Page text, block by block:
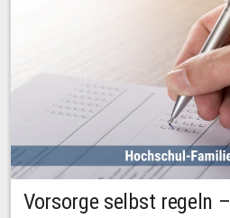
Vorsorge selbst regeln –